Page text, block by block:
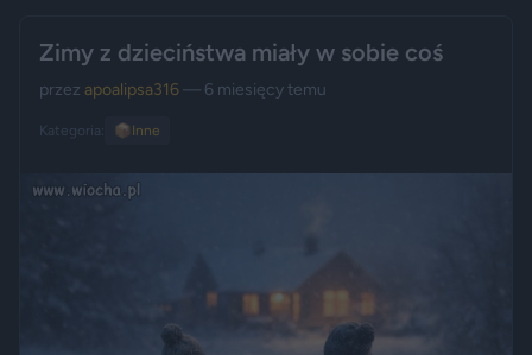
Zimy z dzieciństwa miały w sobie coś
przez apoalipsa316— 6 miesięcy temu
Kategoria: 📦 Inne